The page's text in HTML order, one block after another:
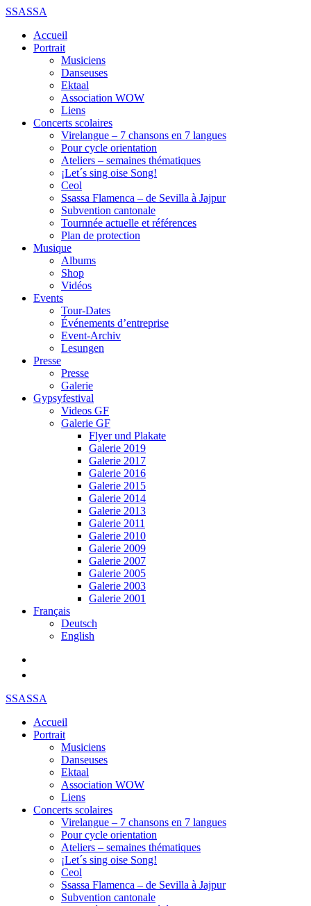
SSASSA
Accueil
Portrait
Musiciens
Danseuses
Ektaal
Association WOW
Liens
Concerts scolaires
Virelangue – 7 chansons en 7 langues
Pour cycle orientation
Ateliers – semaines thématiques
¡Let´s sing oise Song!
Ceol
Ssassa Flamenca – de Sevilla à Jajpur
Subvention cantonale
Tournnée actuelle et références
Plan de protection
Musique
Albums
Shop
Vidéos
Events
Tour-Dates
Événements d’entreprise
Event-Archiv
Lesungen
Presse
Presse
Galerie
Gypsyfestival
Videos GF
Galerie GF
Flyer und Plakate
Galerie 2019
Galerie 2017
Galerie 2016
Galerie 2015
Galerie 2014
Galerie 2013
Galerie 2011
Galerie 2010
Galerie 2009
Galerie 2007
Galerie 2005
Galerie 2003
Galerie 2001
Français
Deutsch
English
SSASSA
Accueil
Portrait
Musiciens
Danseuses
Ektaal
Association WOW
Liens
Concerts scolaires
Virelangue – 7 chansons en 7 langues
Pour cycle orientation
Ateliers – semaines thématiques
¡Let´s sing oise Song!
Ceol
Ssassa Flamenca – de Sevilla à Jajpur
Subvention cantonale